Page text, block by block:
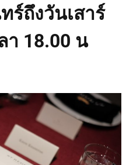
ร์ถึงวันเสาร์
า 18.00 น